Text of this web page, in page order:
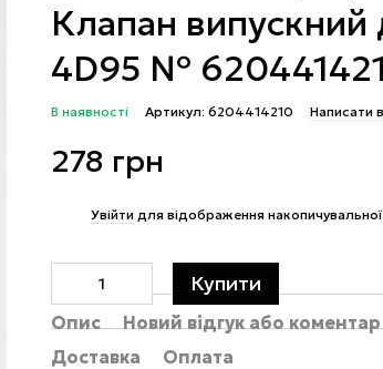
Клапан випускний
4D95 №
В наявності Артикул: 6204414210 Написати
278 грн
Увійти для відображення
Купити
Опис
Новий відгук або коментар
Доставка
Оплата